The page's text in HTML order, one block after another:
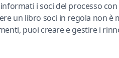
i soci del processo
un libro soci in regola non è
puoi creare e gestire i